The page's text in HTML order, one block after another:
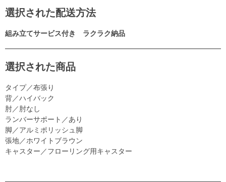
選択された配送方法
組み立てサービス付き ラクラク納品
選択された商品
タイプ／布張り
背／ハイバック
肘／肘なし
ランバーサポート／あり
脚／アルミポリッシュ脚
張地／ホワイトブラウン
キャスター／フローリング用キャスター